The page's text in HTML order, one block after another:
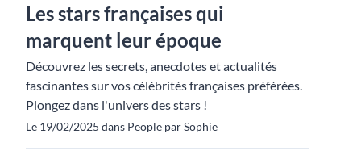
Les stars françaises qui
marquent leur époque
Découvrez les secrets, anecdotes et actualités
fascinantes sur vos célébrités françaises préférées.
Plongez dans l'univers des stars !
Le 19/02/2025 dans People par Sophie